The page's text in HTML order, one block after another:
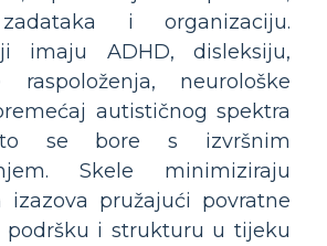
i organizaciju.
imaju ADHD, disleksiju,
raspoloženja, neurološke
autističnog spektra
se bore s izvršnim
Skele minimiziraju
izazova pružajući povratne
podršku i strukturu u tijeku